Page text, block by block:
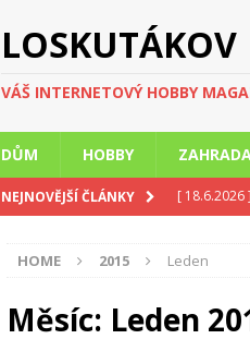
LOSKUTÁKOV
VÁŠ INTERNETOVÝ HOBBY
DŮM HOBBY
NEJNOVĚJŠÍ ČLÁNKY [ 18.6.2026 ]
[ 18.6.2026 ]
INTERIÉR
HOME 2015 Leden
Měsíc: Leden